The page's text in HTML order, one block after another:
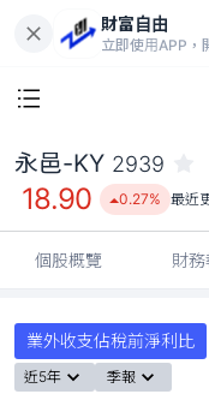
財富自由
立即使用APP，
永邑-KY 2939
18.90 0.27% 最近
個股概覽 財
業外收支佔稅前淨利比
近5年 季報